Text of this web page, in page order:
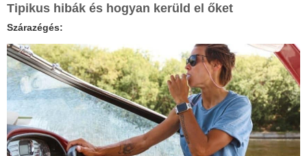
Tipikus hibák és hogyan kerüld el őket
Szárazégés: